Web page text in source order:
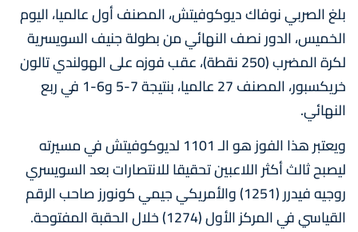
بلغ الصربي نوفاك ديوكوفيتش، المصنف أول عالميا، اليوم
الخميس، الدور نصف النهائي من بطولة جنيف السويسرية
لكرة المضرب (250 نقطة)، عقب فوزه على الهولندي تالون
خريكسبور، المصنف 27 عالميا، بنتيجة 7-5 و6-1 في ربع
النهائي.
ويعتبر هذا الفوز هو الـ 1101 لديوكوفيتش في مسيرته
ليصبح ثالث أكثر اللاعبين تحقيقا للانتصارات بعد السويسري
روجيه فيدرر (1251) والأمريكي جيمي كونورز صاحب الرقم
القياسي في المركز الأول (1274) خلال الحقبة المفتوحة.